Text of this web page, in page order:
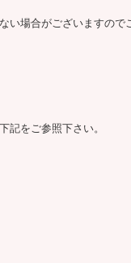
い場合がございますので
記をご参照下さい。